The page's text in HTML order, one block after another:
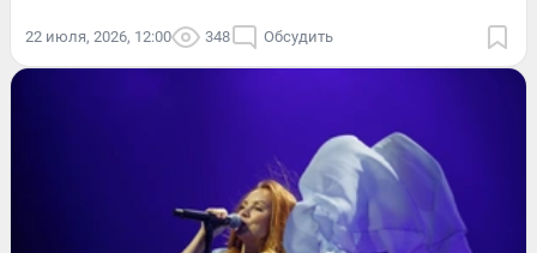
22 июля, 2026, 12:00 348 Обсудить